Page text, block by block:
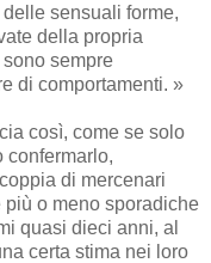
sensuali forme,
della propria
sempre
di comportamenti. »
così, come se solo
confermarlo,
di mercenari
o meno sporadiche
quasi dieci anni, al
certa stima nei loro